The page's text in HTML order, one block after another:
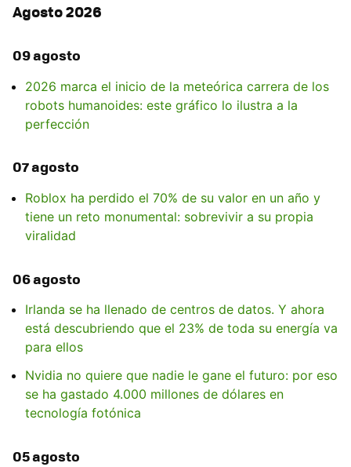
Agosto 2026
09 agosto
2026 marca el inicio de la meteórica carrera de los
robots humanoides: este gráfico lo ilustra a la
perfección
07 agosto
Roblox ha perdido el 70% de su valor en un año y
tiene un reto monumental: sobrevivir a su propia
viralidad
06 agosto
Irlanda se ha llenado de centros de datos. Y ahora
está descubriendo que el 23% de toda su energía va
para ellos
Nvidia no quiere que nadie le gane el futuro: por eso
se ha gastado 4.000 millones de dólares en
tecnología fotónica
05 agosto